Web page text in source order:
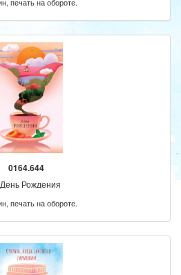
0164.644
Рождения
печать на обороте.